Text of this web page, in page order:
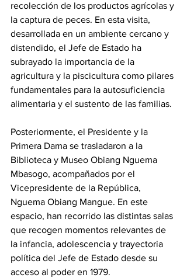
recolección de los productos agrícolas y
la captura de peces. En esta visita,
desarrollada en un ambiente cercano y
distendido, el Jefe de Estado ha
subrayado la importancia de la
agricultura y la piscicultura como pilares
fundamentales para la autosuficiencia
alimentaria y el sustento de las familias.
Posteriormente, el Presidente y la
Primera Dama se trasladaron a la
Biblioteca y Museo Obiang Nguema
Mbasogo, acompañados por el
Vicepresidente de la República,
Nguema Obiang Mangue. En este
espacio, han recorrido las distintas salas
que recogen momentos relevantes de
la infancia, adolescencia y trayectoria
política del Jefe de Estado desde su
acceso al poder en 1979.